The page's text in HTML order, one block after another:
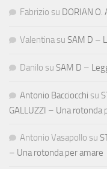
Fabrizio su DORIAN O.
Valentina su SAM D –
Danilo su SAM D –
Antonio Bacciocchi su
GALLUZZI – Una rotonda
Antonio Vasapollo su
– Una rotonda per amare